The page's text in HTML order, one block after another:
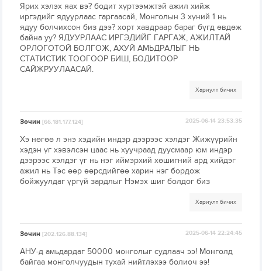
Ярих хэлэх яах вэ? бодит хүртээмжтэй ажил хийж
иргэдийг ядуурлаас гаргаасай, Монголын 3 хүний 1 нь
ядуу болчихсон биз дээ? хорт хавдраар бараг бүгд өвдөж
байна уу? ЯДУУРЛААС ИРГЭДИЙГ ГАРГАЖ, АЖИЛТАЙ
ОРЛОГОТОЙ БОЛГОЖ, АХУЙ АМЬДРАЛЫГ НЬ
СТАТИСТИК ТООГООР БИШ, БОДИТООР
САЙЖРУУЛААСАЙ.
Хариулт бичих
Зочин[66.181.177.124] 2025-06-14 23:53:35
Хэ нөгөө л энэ хэдийн индэр дээрээс хэлдэг Жижүүрийн
хэдэн үг хэвэлсэн цаас нь хуучраад дуусмаар юм индэр
дээрээс хэлдэг үг нь нэг иймэрхий хөшигний ард хийдэг
ажил нь Тэс өөр өөрсдийгөө харин нэг бордож
бойжуулдаг үргүй зардлыг Нэмэх шиг болдог биз
Хариулт бичих
Зочин[202.126.88.134] 2025-06-14 22:24:45
АНУ-д амьдардаг 50000 монголыг судлаач ээ! Монголд
байгаа монголчуудын тухай нийтлэхээ болиоч ээ!